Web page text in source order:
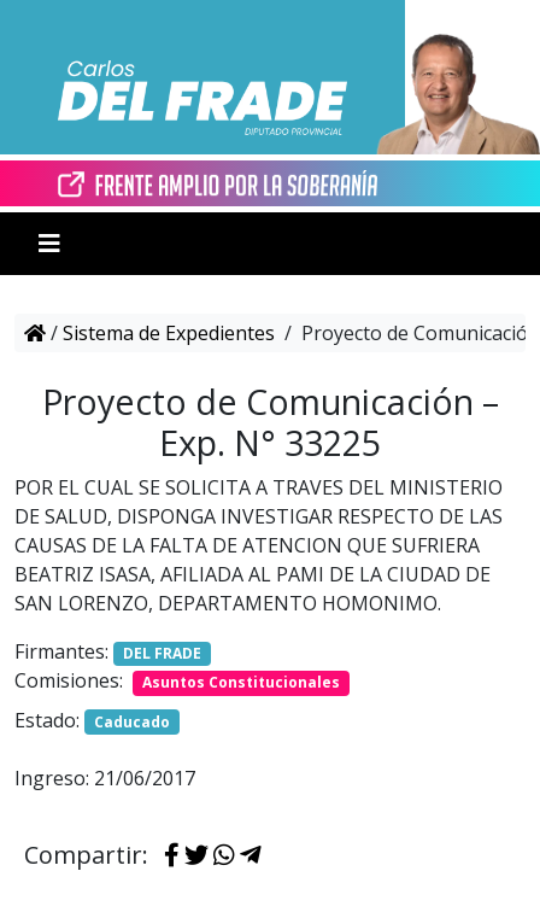
/Sistema de Expedientes / Proyecto de
Proyecto de Comunicación –
Exp. N° 33225
POR EL CUAL SE SOLICITA A TRAVES DEL MINISTERIO
DE SALUD, DISPONGA INVESTIGAR RESPECTO DE LAS
CAUSAS DE LA FALTA DE ATENCION QUE SUFRIERA
BEATRIZ ISASA, AFILIADA AL PAMI DE LA CIUDAD DE
SAN LORENZO, DEPARTAMENTO HOMONIMO.
Firmantes:
DEL FRADE
Comisiones: Asuntos Constitucionales
Estado: Caducado
Ingreso: 21/06/2017
Compartir: